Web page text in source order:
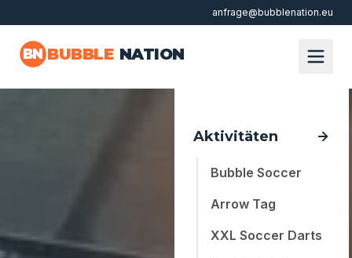
anfrage@bubblenation.eu
BN BUBBLE NATION
Aktivitäten
Bubble Soccer
Arrow Tag
XXL Soccer Darts